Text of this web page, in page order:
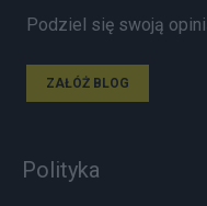
Podziel się swoją
ZAŁÓŻ BLOG
Polityka